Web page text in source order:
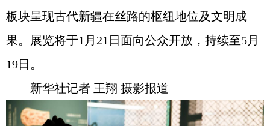
板块呈现古代新疆在丝路的枢纽地位及文明成
果。展览将于1月21日面向公众开放，持续至5月
19日。
新华社记者 王翔 摄影报道